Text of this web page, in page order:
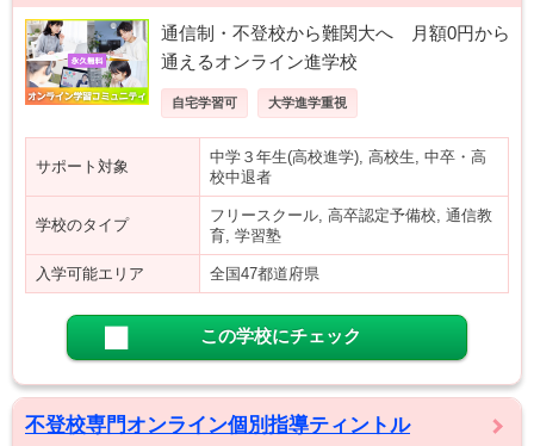
通信制・不登校から難関大へ 月額0円から
通えるオンライン進学校
自宅学習可 大学進学重視
サポート対象
中学３年生(高校進学), 高校生, 中卒・高
校中退者
学校のタイプ
フリースクール, 高卒認定予備校, 通信教
育, 学習塾
入学可能エリア 全国47都道府県
この学校にチェック
不登校専門オンライン個別指導ティントル